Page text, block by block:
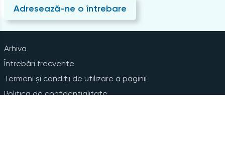
Adresează-ne o întrebare
Arhiva
Întrebări frecvente
Termeni și condiții de utilizare a paginii
Politica de confidențialitate